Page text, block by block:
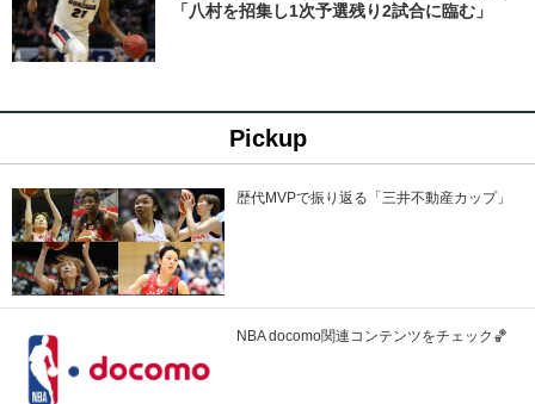
「八村を招集し1次予選残り2試合に臨む」
Pickup
歴代MVPで振り返る「三井不動産カップ」
NBA docomo関連コンテンツをチェック🏀